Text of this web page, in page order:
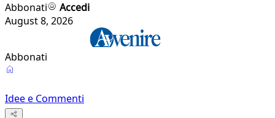
Abbonati
Accedi
August 8, 2026
Abbonati
Idee e Commenti